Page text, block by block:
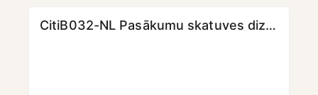
CitiB032-NL Pasākumu skatuves dizains un vizuālā identitāte (1. daļa)